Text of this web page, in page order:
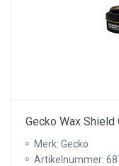
Gecko Wax Shield
Merk: Gecko
Artikelnummer: